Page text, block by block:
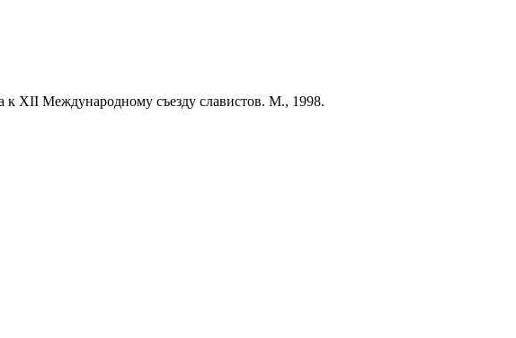
к XII Международному съезду славистов. М., 1998.